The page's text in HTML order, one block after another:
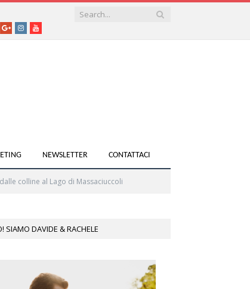
Google+instagramyoutube
NEWSLETTER CONTATTACI
colline al Lago di Massaciuccoli
SIAMO DAVIDE & RACHELE